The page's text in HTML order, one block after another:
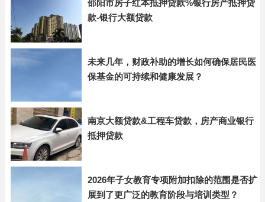
邵阳市房子红本抵押贷款%银行房产抵押贷
款-银行大额贷款
未来几年，财政补助的增长如何确保居民医
保基金的可持续和健康发展？
南京大额贷款&工程车贷款，房产商业银行
抵押贷款
2026年子女教育专项附加扣除的范围是否扩
展到了更广泛的教育阶段与培训类型？